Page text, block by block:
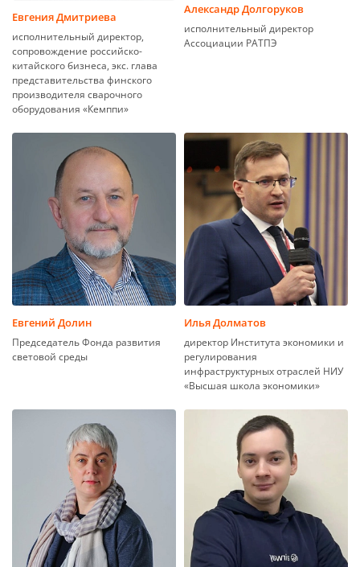
Евгения Дмитриева
исполнительный директор,
сопровождение российско-
китайского бизнеса, экс. глава
представительства финского
производителя сварочного
оборудования «Кемппи»
Александр Долгоруков
исполнительный директор
Ассоциации РАТПЭ
Евгений Долин
Председатель Фонда развития
световой среды
Илья Долматов
директор Института экономики и
регулирования
инфраструктурных отраслей НИУ
«Высшая школа экономики»